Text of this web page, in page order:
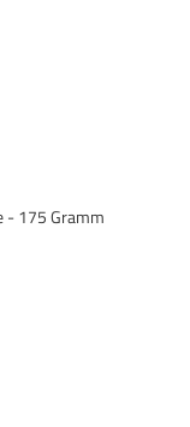
- 175 Gramm